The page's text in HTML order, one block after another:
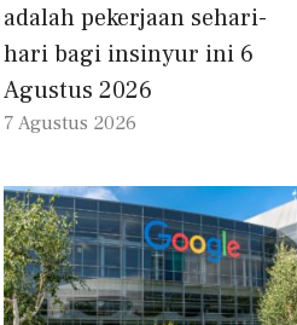
adalah pekerjaan sehari-
hari bagi insinyur ini 6
Agustus 2026
7 Agustus 2026